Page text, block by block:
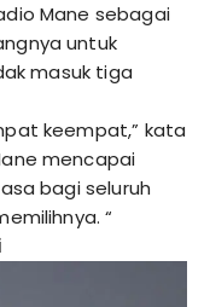
Mane sebagai
untuk
masuk tiga
keempat,” kata
mencapai
bagi seluruh
“